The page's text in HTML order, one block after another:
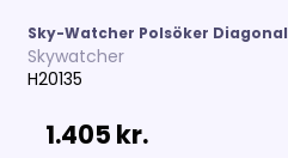
Sky-Watcher Polsöker Diagonal
Skywatcher
H20135
1.405 kr.